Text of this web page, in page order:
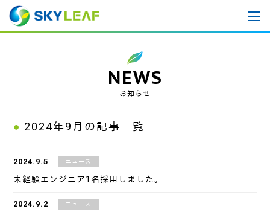
NEWS
お知らせ
2024年9月 の記事一覧
2024.9.5 ニュース
未経験エンジニア1名採用しました。
2024.9.2 ニュース